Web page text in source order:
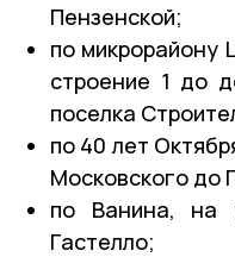
Пензенской;
по микрорайону
строение 1 до
поселка
по 40 лет
Московского до
по Ванина, на
Гастелло;